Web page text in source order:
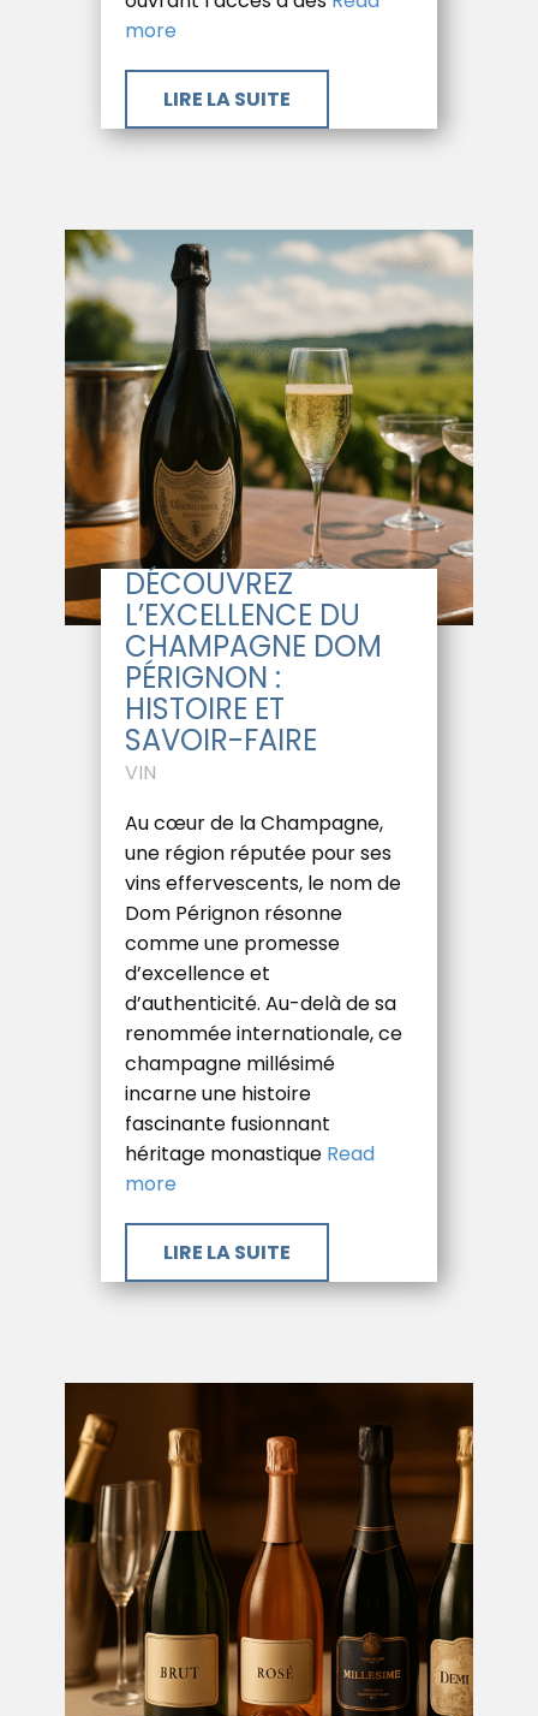
more
​LIRE LA SUITE
DÉCOUVREZ
L’EXCELLENCE DU
CHAMPAGNE DOM
PÉRIGNON :
HISTOIRE ET
SAVOIR-FAIRE
VIN
Au cœur de la Champagne,
une région réputée pour ses
vins effervescents, le nom de
Dom Pérignon résonne
comme une promesse
d’excellence et
d’authenticité. Au-delà de sa
renommée internationale, ce
champagne millésimé
incarne une histoire
fascinante fusionnant
héritage monastique Read
more
​LIRE LA SUITE